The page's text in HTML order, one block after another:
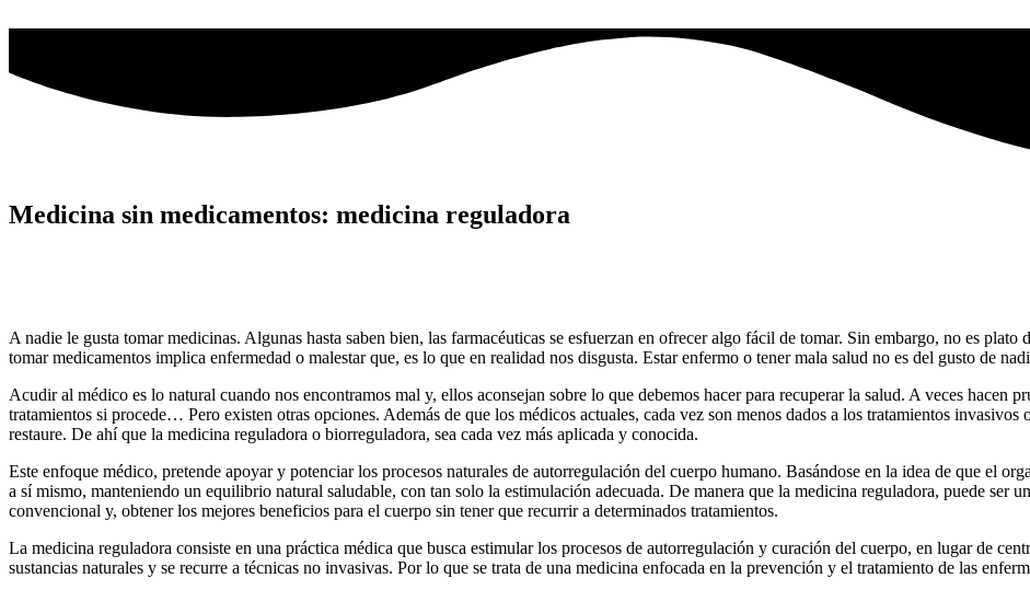
Medicina sin medicamentos: medicina reguladora
A nadie le gusta tomar medicinas. Algunas hasta saben bien, las farmacéuticas se esfuerzan en ofrecer algo fácil de tomar. Sin embargo, no es
tomar medicamentos implica enfermedad o malestar que, es lo que en realidad nos disgusta. Estar enfermo o tener mala salud no es del gusto de
Acudir al médico es lo natural cuando nos encontramos mal y, ellos aconsejan sobre lo que debemos hacer para recuperar la salud. A veces hacen
tratamientos si procede… Pero existen otras opciones. Además de que los médicos actuales, cada vez son menos dados a los tratamientos
restaure. De ahí que la medicina reguladora o biorreguladora, sea cada vez más aplicada y conocida.
Este enfoque médico, pretende apoyar y potenciar los procesos naturales de autorregulación del cuerpo humano. Basándose en la idea de que el
a sí mismo, manteniendo un equilibrio natural saludable, con tan solo la estimulación adecuada. De manera que la medicina reguladora, puede ser
convencional y, obtener los mejores beneficios para el cuerpo sin tener que recurrir a determinados tratamientos.
La medicina reguladora consiste en una práctica médica que busca estimular los procesos de autorregulación y curación del cuerpo, en lugar de
sustancias naturales y se recurre a técnicas no invasivas. Por lo que se trata de una medicina enfocada en la prevención y el tratamiento de las